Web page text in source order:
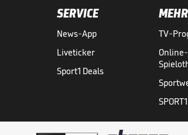
SERVICE
News-App
Liveticker
Sport1 Deals
MEHR
TV-